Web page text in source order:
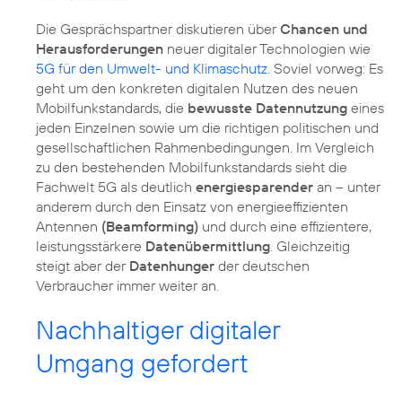
Die Gesprächspartner diskutieren überChancen und
Herausforderungen neuer digitaler Technologien wie
5G für den Umwelt- und Klimaschutz. Soviel vorweg: Es
geht um den konkreten digitalen Nutzen des neuen
Mobilfunkstandards, die bewusste Datennutzung eines
jeden Einzelnen sowie um die richtigen politischen und
gesellschaftlichen Rahmenbedingungen. Im Vergleich
zu den bestehenden Mobilfunkstandards sieht die
Fachwelt 5G als deutlich energiesparender an – unter
anderem durch den Einsatz von energieeffizienten
Antennen (Beamforming) und durch eine effizientere,
leistungsstärkere Datenübermittlung. Gleichzeitig
steigt aber der Datenhunger der deutschen
Verbraucher immer weiter an.
Nachhaltiger digitaler
Umgang gefordert